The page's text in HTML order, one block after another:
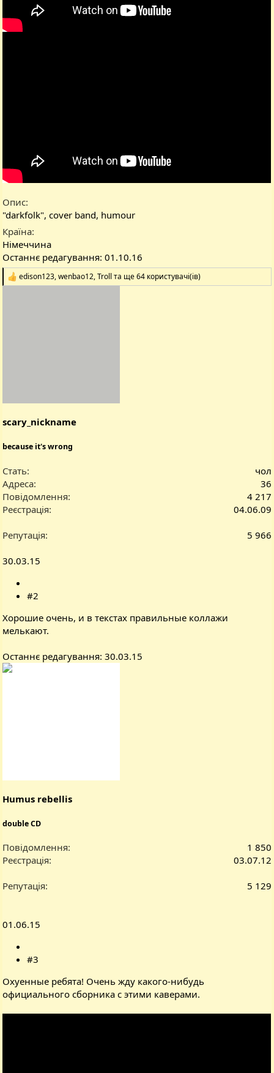
Опис
"darkfolk", cover band, humour
Країна
Німеччина
Останнє редагування:01.10.16
Р
edison123,wenbao12,Troll та ще 64 користувачі(ів)
scary_nickname
because it's wrong
Стать
чол
Адреса
36
Повідомлення
4 217
Реєстрація
04.06.09
Репутація 5 966
30.03.15
#2
Хорошие очень, и в текстах правильные коллажи
мелькают.
Останнє редагування:30.03.15
Humus rebellis
double CD
Повідомлення
1 850
Реєстрація
03.07.12
Репутація 5 129
01.06.15
#3
Охуенные ребята! Очень жду какого-нибудь
официального сборника с этими каверами.